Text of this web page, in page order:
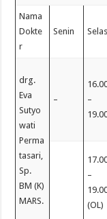
Nama
Dokte
r
Senin
drg.
Eva
Sutyo
wati
Perma
tasari,
Sp.
BM (K)
MARS.
–
–
–
(OL)